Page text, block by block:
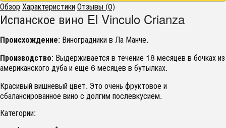
ОбзорХарактеристикиОтзывы (0)
Испанское вино El Vinculo Crianza
Происхождение: Виноградники в Ла Манче.
Производство: Выдерживается в течение 18 месяцев в бочках из
американского дуба и еще 6 месяцев в бутылках.
Красивый вишневый цвет. Это очень фруктовое и
сбалансированное вино с долгим послевкусием.
Категории: